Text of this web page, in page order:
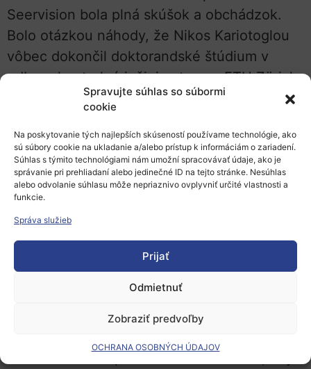
Spravujte súhlas so súbormi
cookie
Na poskytovanie tých najlepších skúseností používame technológie, ako
sú súbory cookie na ukladanie a/alebo prístup k informáciám o zariadení.
Súhlas s týmito technológiami nám umožní spracovávať údaje, ako je
správanie pri prehliadaní alebo jedinečné ID na tejto stránke. Nesúhlas
alebo odvolanie súhlasu môže nepriaznivo ovplyvniť určité vlastnosti a
funkcie.
Správa služieb
Prijať
Odmietnuť
Zobraziť predvoľby
OCHRANA OSOBNÝCH ÚDAJOV
Seervision bola plná skúšok a obchádzok.
Bolo otázkou náhody, že Nikos Kariotoglou
vôbec dokončil doktorandské štúdium v
odbore kontrolné inžinierstvo na ETH Zürich.
Počas štúdia na magisterskom odbore
Londýne odišiel na výmenný pobyt na ETH
Zürich. Tu si pri futbale poranil koleno a
uviazol v Laboratóriu automatického
riadenia. Ako doal Kariotoglou:
nestalo, veľa vecí by sa ukázalo inak.“
Manipuláciou s robotmi sa stal pre
laboratórium taký nadšený, že sa prihlásil na
doktorandské štúdium.
Ako doktorand pracoval Kariotoglou na